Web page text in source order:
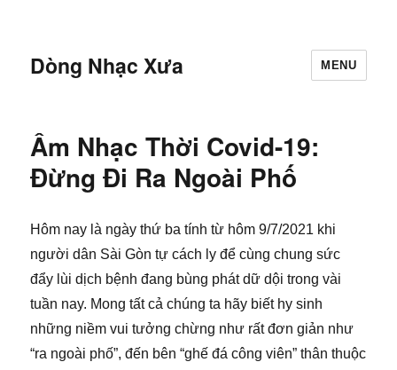
Dòng Nhạc Xưa MENU
Âm Nhạc Thời Covid-19:
Đừng Đi Ra Ngoài Phố
Hôm nay là ngày thứ ba tính từ hôm 9/7/2021 khi
người dân Sài Gòn tự cách ly để cùng chung sức
đẩy lùi dịch bệnh đang bùng phát dữ dội trong vài
tuần nay. Mong tất cả chúng ta hãy biết hy sinh
những niềm vui tưởng chừng như rất đơn giản như
“ra ngoài phố”, đến bên “ghế đá công viên” thân thuộc